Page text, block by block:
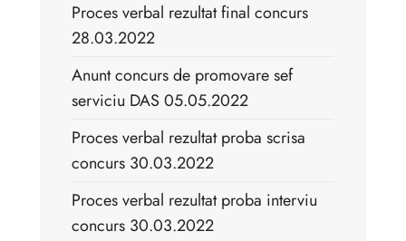
Proces verbal rezultat final concurs
28.03.2022
Anunt concurs de promovare sef
serviciu DAS 05.05.2022
Proces verbal rezultat proba scrisa
concurs 30.03.2022
Proces verbal rezultat proba interviu
concurs 30.03.2022